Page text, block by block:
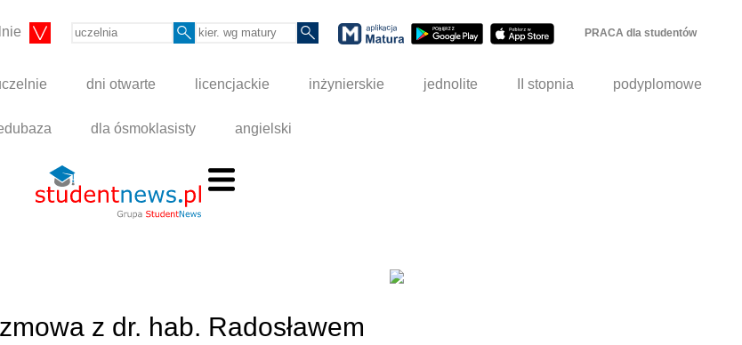
PRACA dla studentów
dni otwarte licencjackie inżynierskie jednolite II stopnia podyplomowe
dla ósmoklasisty angielski
z dr. hab. Radosławem